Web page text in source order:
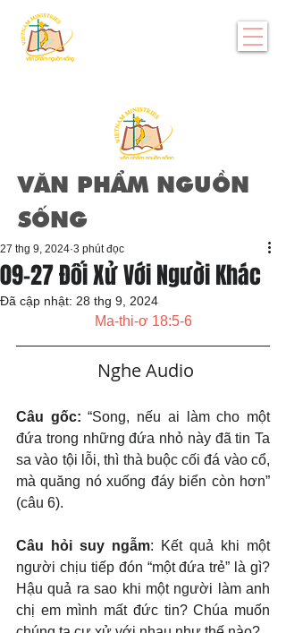
VĂN PHẨM NGUỒN
SỐNG
09-27 Đối Xử Với Người Khác
27 thg 9, 2024 3 phút đọc
Đã cập nhật: 28 thg 9, 2024
Ma-thi-ơ 18:5-6
   Nghe Audio
Câu gốc: “Song, nếu ai làm cho một
đứa trong những đứa nhỏ này đã tin Ta
sa vào tội lỗi, thì thà buộc cối đá vào cổ,
mà quăng nó xuống đáy biển còn hơn”
(câu 6).
Câu hỏi suy ngẫm: Kết quả khi một
người chịu tiếp đón “một đứa trẻ” là gì?
Hậu quả ra sao khi một người làm anh
chị em mình mất đức tin? Chúa muốn